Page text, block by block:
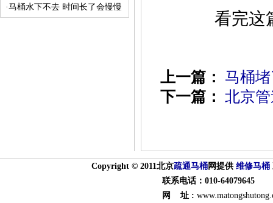
通方法
·马桶水下不去 时间长了会慢慢
看完这篇
上一篇：
马桶
下一篇： 北京
Copyright © 2011北京疏通马桶网提供 维修马桶
联系电话：010-64079645
网 址 :